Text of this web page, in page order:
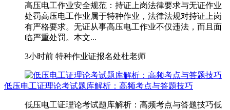
高压电工作业安全规范：持证上岗法律要求与无证作业
处罚高压电工作业属于特种作业，法律法规对持证上岗
有严格要求。无证从事高压电工作业不仅违法，而且面
临严重处罚。本文...
3小时前 特种作业证报名处杜老师
低压电工证理论考试题库解析：高频考点与答题技巧
低压电工证理论考试题库解析：高频考点与答题技巧低